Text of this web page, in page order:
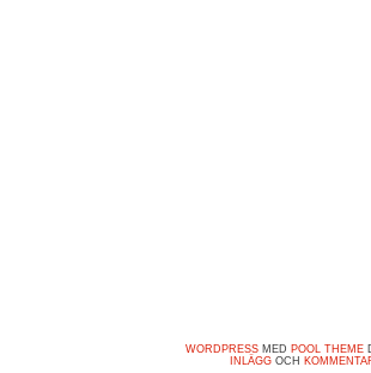
WORDPRESSMED POOL THEME
INLÄGGOCH